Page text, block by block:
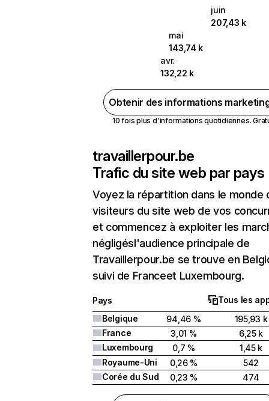
juin
207,43 k
mai
143,74 k
avr.
132,22 k
Obtenir des informations
10 fois plus d'informations quotidiennes.
travaillerpour.be
Trafic du site web par pays
Voyez la répartition dans le monde
visiteurs du site web de vos
et commencez à exploiter les
négligésl'audience principale de
Travaillerpour.be se trouve en
suivi de Franceet Luxembourg.
Pays
Tous les
Belgique
94,46 %
195,93 k
France
3,01 %
6,25 k
Luxembourg
0,7 %
1,45 k
Royaume-Uni
0,26 %
542
Corée du Sud
0,23 % 474